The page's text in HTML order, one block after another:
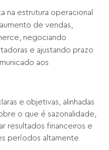
na estrutura operacional
de vendas,
negociando
e ajustando prazo
aos
e objetivas, alinhadas
o que é sazonalidade,
resultados financeiros e
períodos altamente